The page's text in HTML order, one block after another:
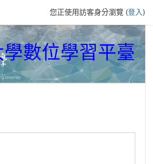
您正使用訪客身分瀏覽 (登入)
數位學習平臺